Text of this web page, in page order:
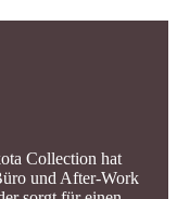
Collection hat
und After-Work